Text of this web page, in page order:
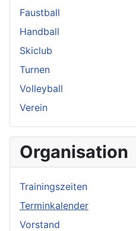
Faustball
Handball
Skiclub
Turnen
Volleyball
Verein
Organisation
Trainingszeiten
Terminkalender
Vorstand